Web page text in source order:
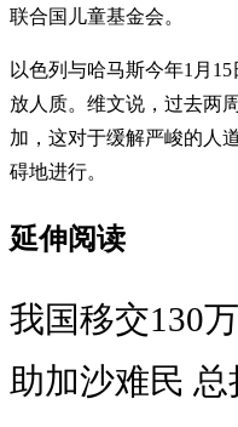
联合国儿童基金会。
以色列与哈马斯今年1月
放人质。维文说，过去两
加，这对于缓解严峻的人
碍地进行。
延伸阅读
我国移交130
助加沙难民